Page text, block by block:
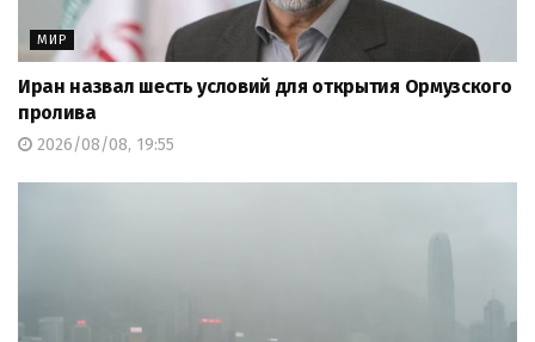
МИР
Иран назвал шесть условий для открытия Ормузского
пролива
2026/08/08, 19:55